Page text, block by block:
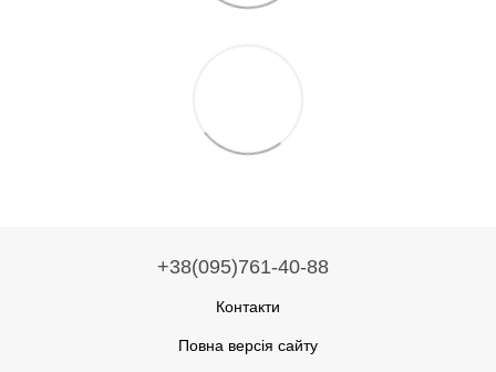
+38(095)761-40-88
Контакти
Повна версія сайту